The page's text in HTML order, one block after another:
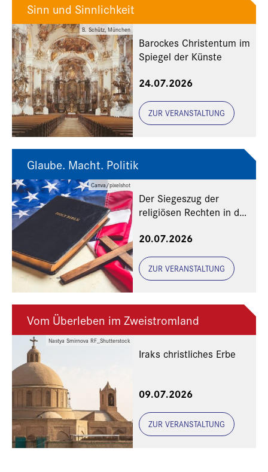
B. Schütz, München
Sinn und Sinnlichkeit
Barockes Christentum im
Spiegel der Künste
24.07.2026
ZUR VERANSTALTUNG
Canva/pixelshot
Glaube. Macht. Politik
Der Siegeszug der
religiösen Rechten in den
20.07.2026
ZUR VERANSTALTUNG
Nastya Smirnova RF_Shutterstock
Vom Überleben im Zweistromland
Iraks christliches Erbe
Freunde und Gönner
09.07.2026
ZUR VERANSTALTUNG